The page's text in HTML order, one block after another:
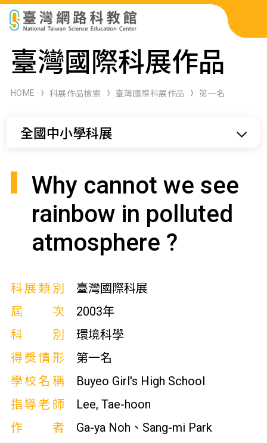
科展作品檢索
科學研習月刊
臺灣國際科展作品
HOME 科展作品檢索 臺灣國際科展作品 第一名
全國中小學科展
Why cannot we see
rainbow in polluted
atmosphere ?
科展類別
臺灣國際科展
屆次
2003年
科別
環境科學
得獎情形
第一名
學校名稱
Buyeo Girl's High School
指導老師
Lee, Tae-hoon
作者
Ga-ya Noh、Sang-mi Park